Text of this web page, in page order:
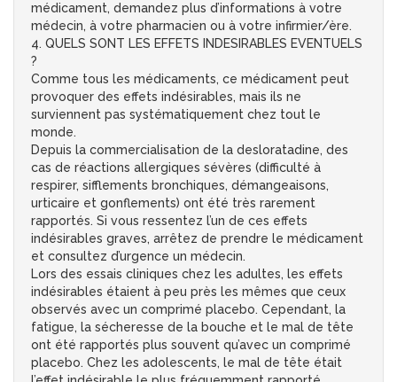
médicament, demandez plus d’informations à votre
médecin, à votre pharmacien ou à votre infirmier/ère.
4. QUELS SONT LES EFFETS INDESIRABLES EVENTUELS
?
Comme tous les médicaments, ce médicament peut
provoquer des effets indésirables, mais ils ne
surviennent pas systématiquement chez tout le
monde.
Depuis la commercialisation de la desloratadine, des
cas de réactions allergiques sévères (difficulté à
respirer, sifflements bronchiques, démangeaisons,
urticaire et gonflements) ont été très rarement
rapportés. Si vous ressentez l’un de ces effets
indésirables graves, arrêtez de prendre le médicament
et consultez d’urgence un médecin.
Lors des essais cliniques chez les adultes, les effets
indésirables étaient à peu près les mêmes que ceux
observés avec un comprimé placebo. Cependant, la
fatigue, la sécheresse de la bouche et le mal de tête
ont été rapportés plus souvent qu’avec un comprimé
placebo. Chez les adolescents, le mal de tête était